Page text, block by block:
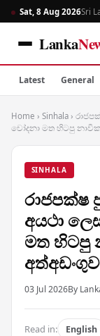
Sat, 8 Aug 2026Sri
Lanka
Latest General
Home › Sinhala ›
චෝදනා මත හිටපු නාවික
SINHALA
රාජපක්ෂ
අයථා
මත හිටපු
03 Jul 2026By
Read in: English